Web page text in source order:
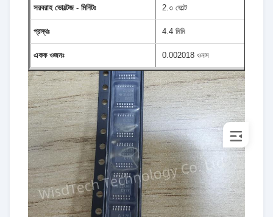
সরবরাহ ভোল্টেজ - মিনিটঃ 2.৩ ভোল্ট
প্রস্থঃ 4.4 মিমি
একক ওজনঃ 0.002018 ওনস